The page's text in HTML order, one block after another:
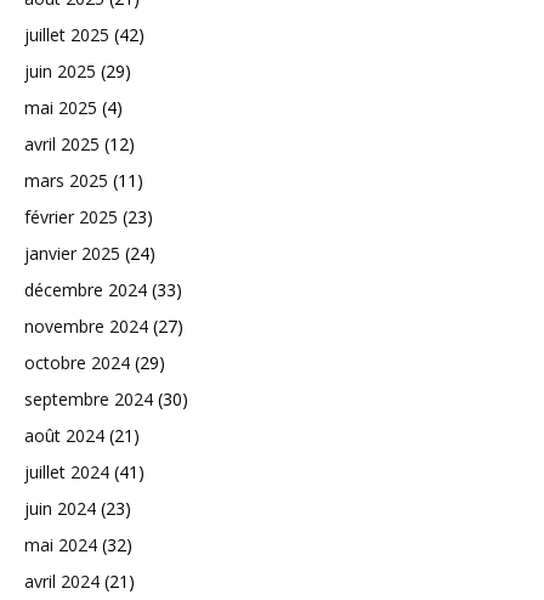
juillet 2025 (42)
juin 2025 (29)
mai 2025 (4)
avril 2025 (12)
mars 2025 (11)
février 2025 (23)
janvier 2025 (24)
décembre 2024 (33)
novembre 2024 (27)
octobre 2024 (29)
septembre 2024 (30)
août 2024 (21)
juillet 2024 (41)
juin 2024 (23)
mai 2024 (32)
avril 2024 (21)